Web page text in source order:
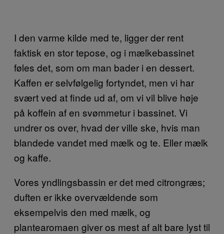
I den varme kilde med te, ligger der rent
faktisk en stor tepose, og i mælkebassinet
føles det, som om man bader i en dessert.
Kaffen er selvfølgelig fortyndet, men vi har
svært ved at finde ud af, om vi vil blive høje
på koffein af en svømmetur i bassinet. Vi
undrer os over, hvad der ville ske, hvis man
blandede vandet med mælk og te. Eller mælk
og kaffe.
Vores yndlingsbassin er det med citrongræs;
duften er ikke overvældende som
eksempelvis den med mælk, og
plantearomaen giver os mest af alt bare lyst til